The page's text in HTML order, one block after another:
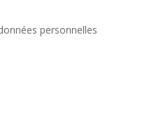
personnelles